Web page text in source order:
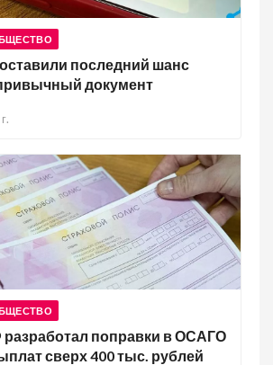
последний шанс
документ
поправки в ОСАГО
сверх 400 тыс. рублей